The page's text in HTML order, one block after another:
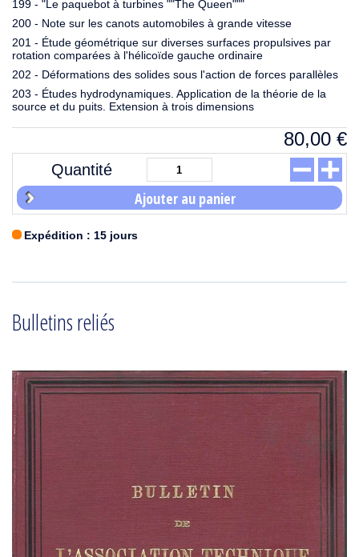
199 - "Le paquebot à turbines ""The Queen"""
200 - Note sur les canots automobiles à grande vitesse
201 - Étude géométrique sur diverses surfaces propulsives par
rotation comparées à l'hélicoïde gauche ordinaire
202 - Déformations des solides sous l'action de forces parallèles
203 - Études hydrodynamiques. Application de la théorie de la
source et du puits. Extension à trois dimensions
80,00 €
Quantité
Ajouter au panier
Expédition : 15 jours
Bulletins reliés